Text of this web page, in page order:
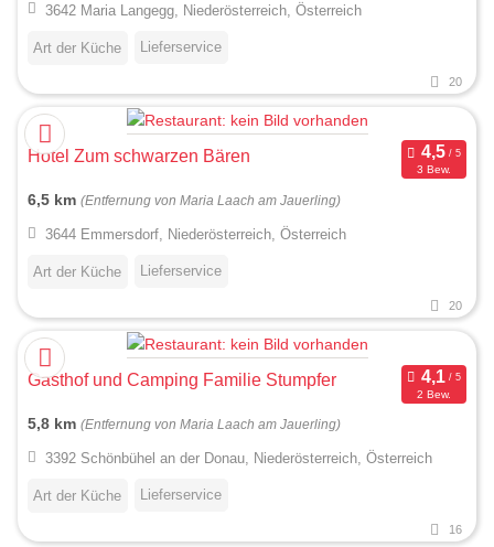
3642 Maria Langegg, Niederösterreich, Österreich
Art der Küche Lieferservice
20
Hotel Zum schwarzen Bären
3 Bew.
6,5 km (Entfernung von Maria Laach am Jauerling)
3644 Emmersdorf, Niederösterreich, Österreich
Art der Küche Lieferservice
20
Gasthof und Camping Familie Stumpfer
2 Bew.
5,8 km (Entfernung von Maria Laach am Jauerling)
3392 Schönbühel an der Donau, Niederösterreich, Österreich
Art der Küche Lieferservice
16